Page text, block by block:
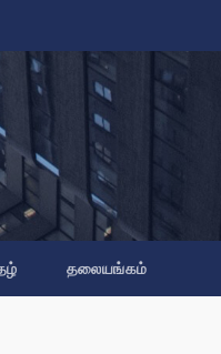
தலையங்கம்